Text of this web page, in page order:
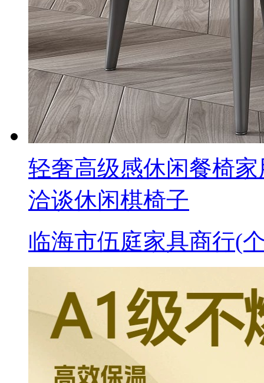
轻奢高级感休闲餐椅
洽谈休闲棋椅子
临海市伍庭家具商行(